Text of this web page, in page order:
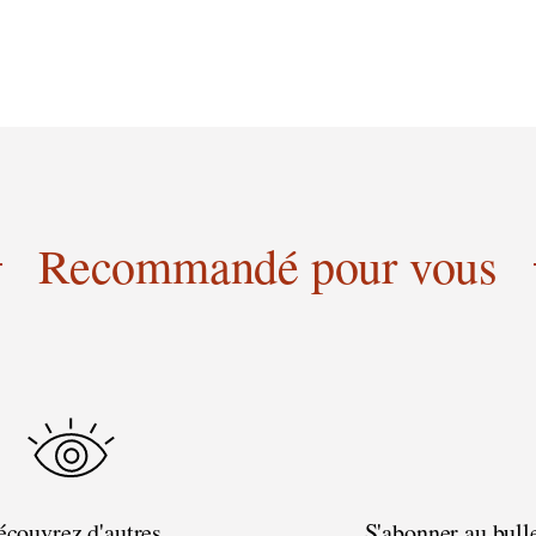
Recommandé pour vous